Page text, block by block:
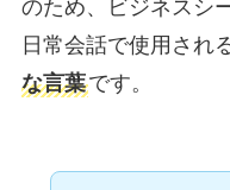
のため、ビジネスシ
日常会話で使用され
な言葉です。